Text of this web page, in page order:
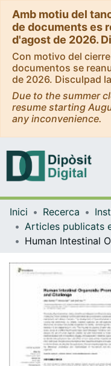
Amb motiu del
de documents es
d'agost de 2026.
Con motivo del
documentos se
de 2026. Disculpad
Due to the summer
resume starting
any inconvenience.
Inici Recerca